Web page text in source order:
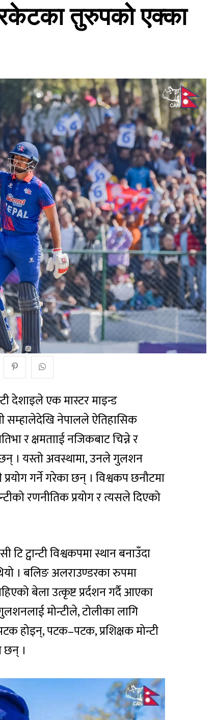
तुरुपको एक्का
देशाइले एक मास्टर माइन्ड
सम्हालेदेखि नेपालले ऐतिहासिक
र क्षमतााई नजिकबाट चिन्ने र
। यस्तो अवस्थामा, उनले गुलशन
गर्ने गरेका छन् । विश्वकप छनौटमा
रणनीतिक प्रयोग र त्यसले दिएको
ट्वान्टी विश्वकपमा स्थान बनाउँदा
। बलिङ अलराउण्डरका रुपमा
बेला उत्कृष्ट प्रर्दशन गर्दै आएका
मोन्टीले, टोलीका लागि
होइन्, पटक–पटक, प्रशिक्षक मोन्टी
।